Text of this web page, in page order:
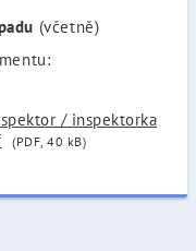
(včetně)
/ inspektorka
(PDF, 40 kB)